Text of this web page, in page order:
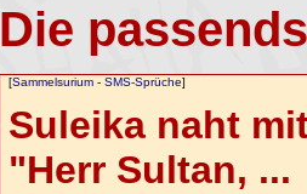
Die
[Sammelsurium- SMS-Sprüche]
Suleika naht
"Herr Sultan, ...